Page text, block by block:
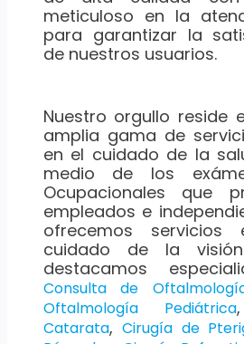
meticuloso en la
para garantizar la
de nuestros usuarios.
Nuestro orgullo reside
amplia gama de
en el cuidado de la
medio de los
Ocupacionales que
empleados e
ofrecemos servicios
cuidado de la
destacamos
Consulta de
Oftalmología Pediátrica
Catarata,Cirugía de